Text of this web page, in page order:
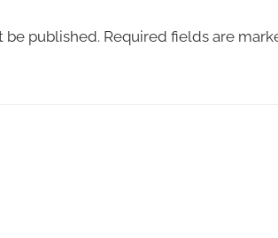
be published. Required fields are